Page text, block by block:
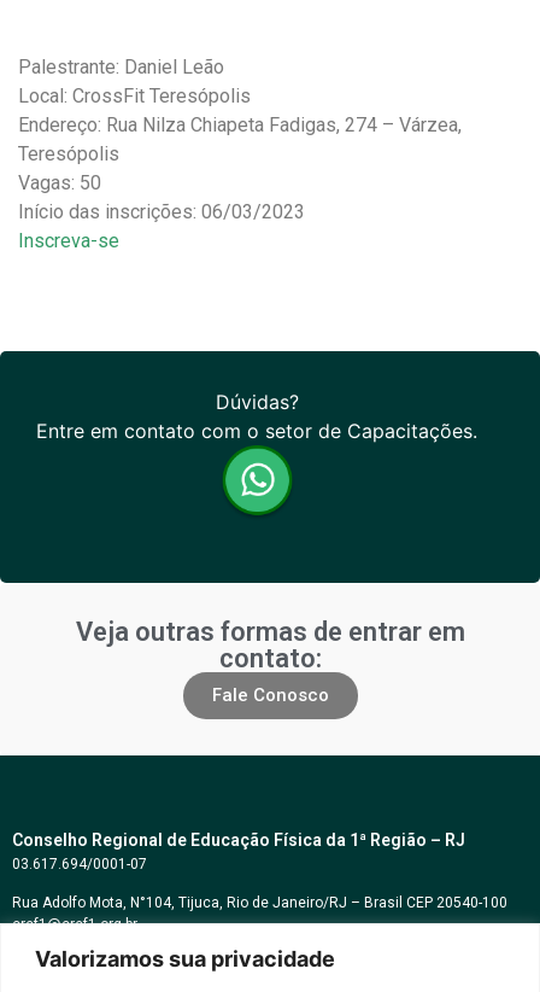
Valorizamos sua privacidade
Palestrante: Daniel Leão
Local: CrossFit Teresópolis
Endereço: Rua Nilza Chiapeta Fadigas, 274 – Várzea,
Teresópolis
Vagas: 50
Início das inscrições: 06/03/2023
Inscreva-se
Dúvidas?
Entre em contato com o setor de Capacitações.
Veja outras formas de entrar em
contato:
Fale Conosco
Conselho Regional de Educação Física da 1ª Região – RJ
03.617.694/0001-07
Rua Adolfo Mota, N°104, Tijuca, Rio de Janeiro/RJ – Brasil CEP 20540-100
cref1@cref1.org.br
Assessoria de comunicação: